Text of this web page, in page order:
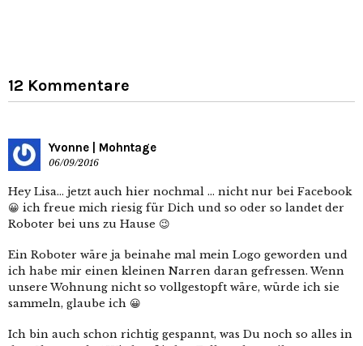
12 Kommentare
Yvonne | Mohntage
06/09/2016
Hey Lisa… jetzt auch hier nochmal … nicht nur bei Facebook
😀 ich freue mich riesig für Dich und so oder so landet der
Roboter bei uns zu Hause 😉
Ein Roboter wäre ja beinahe mal mein Logo geworden und
ich habe mir einen kleinen Narren daran gefressen. Wenn
unsere Wohnung nicht so vollgestopft wäre, würde ich sie
sammeln, glaube ich 😀
Ich bin auch schon richtig gespannt, was Du noch so alles in